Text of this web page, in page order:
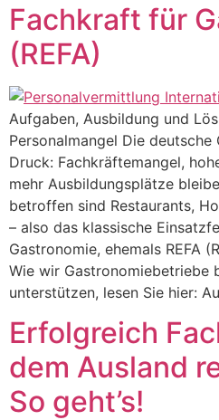
Fachkraft für
(REFA)
Aufgaben, Ausbildung und
Personalmangel Die
Druck: Fachkräftemangel,
mehr Ausbildungsplätze
betroffen sind Restaurants,
– also das klassische
Gastronomie, ehemals REFA
Wie wir Gastronomiebetriebe
unterstützen, lesen Sie hier:
Erfolgreich
dem Ausland
So geht’s!